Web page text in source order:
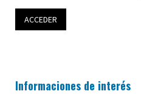
Informaciones de interés